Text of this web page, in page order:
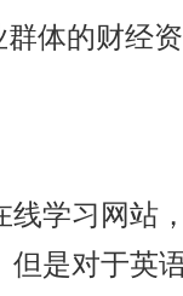
体的财经
线学习网站
是对于英